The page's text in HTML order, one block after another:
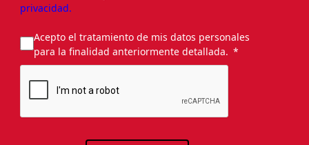
privacidad.
Acepto el tratamiento de mis datos personales
para la finalidad anteriormente detallada.